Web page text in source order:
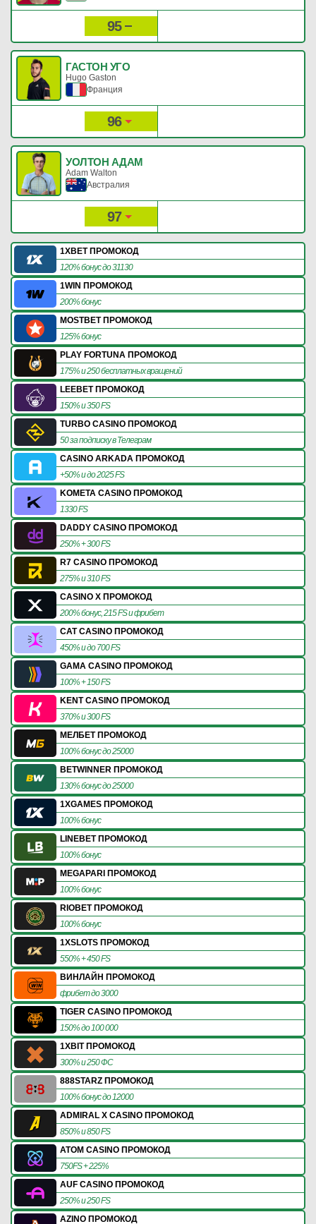
95
ГАСТОН УГО
Hugo Gaston
Франция
96
УОЛТОН АДАМ
Adam Walton
Австралия
97
1XBET ПРОМОКОД
120% бонус до 31130
1WIN ПРОМОКОД
200% бонус
MOSTBET ПРОМОКОД
125% бонус
PLAY FORTUNA ПРОМОКОД
175% и 250 бесплатных вращений
LEEBET ПРОМОКОД
150% и 350 FS
TURBO CASINO ПРОМОКОД
50 за подписку в Телеграм
CASINO ARKADA ПРОМОКОД
+50% и до 2025 FS
KOMETA CASINO ПРОМОКОД
1330 FS
DADDY CASINO ПРОМОКОД
250% + 300 FS
R7 CASINO ПРОМОКОД
275% и 310 FS
CASINO X ПРОМОКОД
200% бонус, 215 FS и фрибет
CAT CASINO ПРОМОКОД
450% и до 700 FS
GAMA CASINO ПРОМОКОД
100% + 150 FS
KENT CASINO ПРОМОКОД
370% и 300 FS
МЕЛБЕТ ПРОМОКОД
100% бонус до 25000
BETWINNER ПРОМОКОД
130% бонус до 25000
1XGAMES ПРОМОКОД
100% бонус
LINEBET ПРОМОКОД
100% бонус
MEGAPARI ПРОМОКОД
100% бонус
RIOBET ПРОМОКОД
100% бонус
1XSLOTS ПРОМОКОД
550% + 450 FS
ВИНЛАЙН ПРОМОКОД
фрибет до 3000
TIGER CASINO ПРОМОКОД
150% до 100 000
1XBIT ПРОМОКОД
300% и 250 ФС
888STARZ ПРОМОКОД
100% бонус до 12000
ADMIRAL X CASINO ПРОМОКОД
850% и 850 FS
ATOM CASINO ПРОМОКОД
750FS + 225%
AUF CASINO ПРОМОКОД
250% и 250 FS
AZINO ПРОМОКОД